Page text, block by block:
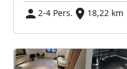
2-4 Pers.
18,22 km